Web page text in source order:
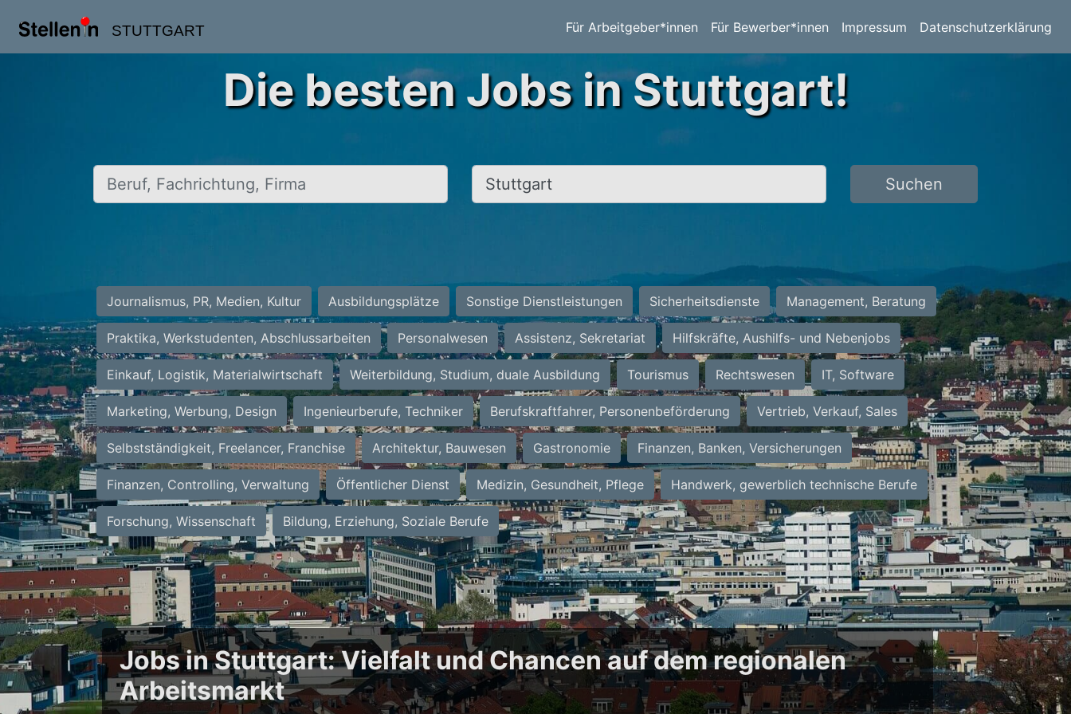
STUTTGART Für Arbeitgeber*innen Für Bewerber*innen Impressum Datenschutzerklärung
Die besten Jobs in Stuttgart!
Beruf, Fachrichtung, Firma Ort, Stadt Suchen
Journalismus, PR, Medien, Kultur Ausbildungsplätze Sonstige Dienstleistungen Sicherheitsdienste Management, Beratung
Praktika, Werkstudenten, Abschlussarbeiten Personalwesen Assistenz, Sekretariat Hilfskräfte, Aushilfs- und Nebenjobs
Einkauf, Logistik, Materialwirtschaft Weiterbildung, Studium, duale Ausbildung Tourismus Rechtswesen IT, Software
Marketing, Werbung, Design Ingenieurberufe, Techniker Berufskraftfahrer, Personenbeförderung Vertrieb, Verkauf, Sales
Selbstständigkeit, Freelancer, Franchise Architektur, Bauwesen Gastronomie Finanzen, Banken, Versicherungen
Finanzen, Controlling, Verwaltung Öffentlicher Dienst Medizin, Gesundheit, Pflege Handwerk, gewerblich technische Berufe
Forschung, Wissenschaft Bildung, Erziehung, Soziale Berufe
Jobs in Stuttgart: Vielfalt und Chancen auf dem regionalen
Arbeitsmarkt